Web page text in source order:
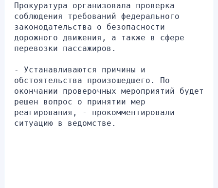
Прокуратура организовала проверка
соблюдения требований федерального
законодательства о безопасности
дорожного движения, а также в сфере
перевозки пассажиров.
- Устанавливаются причины и
обстоятельства произошедшего. По
окончании проверочных мероприятий будет
решен вопрос о принятии мер
реагирования, - прокомментировали
ситуацию в ведомстве.